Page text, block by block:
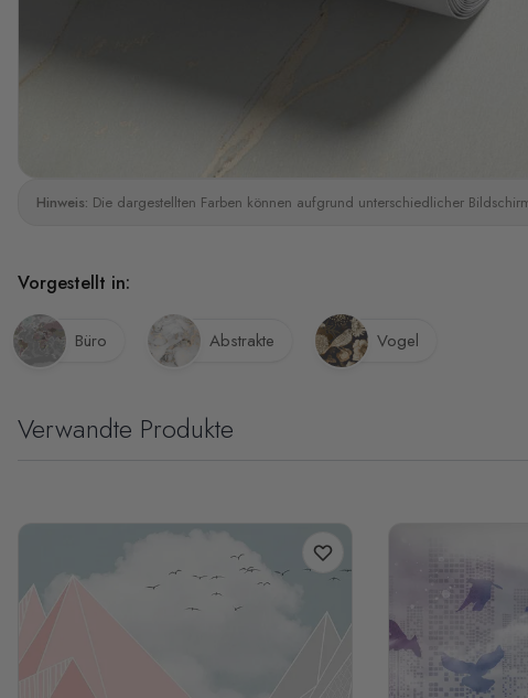
Hinweis: Die dargestellten Farben können aufgrund unterschiedlicher
Vorgestellt in:
Büro Abstrakte Vogel
Verwandte Produkte